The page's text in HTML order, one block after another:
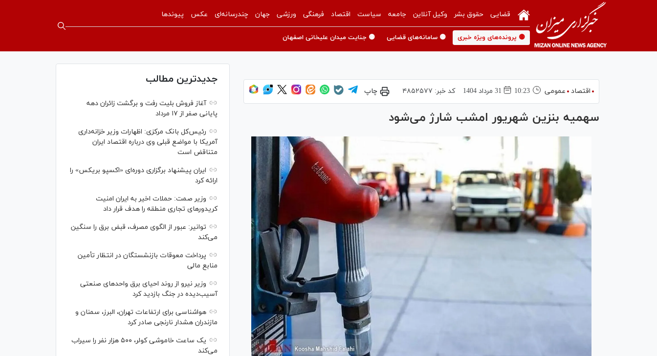
قضایی حقوق بشر وکیل آنلاین جامعه سیاست اقتصاد فرهنگی ورزشی جهان چندرسانه‌ای عکس پیوندها
🟡 پرونده‌های ویژه خبری 🟡 سامانه‌های قضایی 🟡 جنایت میدان علیخانی اصفهان
اقتصاد عمومی 10:23 31 مرداد 1404 کد خبر: ۴۸۵۲۵۷۷ چاپ
سهمیه بنزین شهریور امشب شارژ می‌شود
جدیدترین مطالب
آغاز فروش بلیت رفت و برگشت زائران دهه
پایانی صفر از ۱۷ مرداد
رئیس‌کل بانک مرکزی: اظهارات وزیر خزانه‌داری
آمریکا با مواضع قبلی وی درباره اقتصاد ایران
متناقض است
ایران پیشنهاد برگزاری دوره‌ای «اکسپو بریکس» را
ارائه کرد
وزیر صمت: حملات اخیر به ایران امنیت
کریدورهای تجاری منطقه را هدف قرار داد
توانیر: عبور از الگوی مصرف، قبض برق را سنگین
می‌کند
پرداخت معوقات بازنشستگان در انتظار تأمین
منابع مالی
وزیر نیرو از روند احیای برق واحدهای صنعتی
آسیب‌دیده در جنگ بازدید کرد
هواشناسی برای ارتفاعات تهران، البرز، سمنان و
مازندران هشدار نارنجی صادر کرد
یک ساعت خاموشی کولر، ۵۰۰ هزار نفر را سیراب
می‌کند